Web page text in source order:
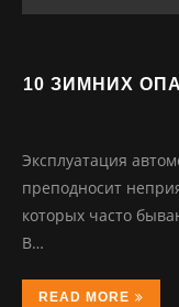
10 ЗИМНИХ
Эксплуатация
преподносит
которых часто
В…
READ MORE